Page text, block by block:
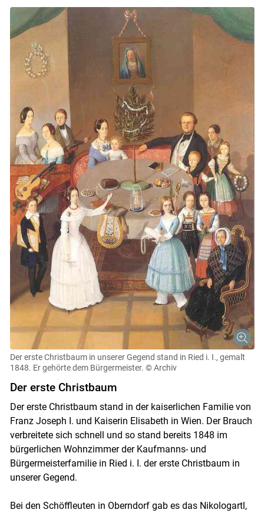
Der erste Christbaum in unserer Gegend stand in Ried i. I., gemalt
1848. Er gehörte dem Bürgermeister. © Archiv
Der erste Christbaum
Der erste Christbaum stand in der kaiserlichen Familie von
Franz Joseph I. und Kaiserin Elisabeth in Wien. Der Brauch
verbreitete sich schnell und so stand bereits 1848 im
bürgerlichen Wohnzimmer der Kaufmanns- und
Bürgermeisterfamilie in Ried i. I. der erste Christbaum in
unserer Gegend.
Bei den Schöffleuten in Oberndorf gab es das Nikologartl,